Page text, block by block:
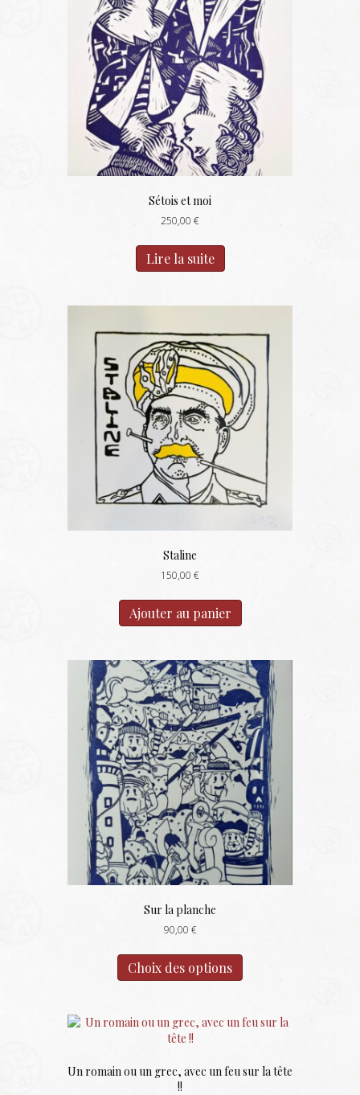
Sétois et moi
250,00 €
Lire la suite
Staline
150,00 €
Ajouter au panier
Sur la planche
90,00 €
Choix des options
a
Les
être
Un romain ou un grec, avec un feu sur la tête
!!